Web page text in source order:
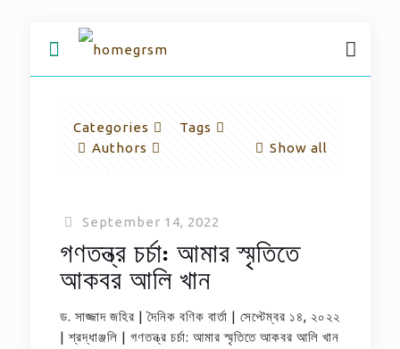
Categories
Tags
Authors
Show all
September 14, 2022
গণতন্ত্র চর্চা: আমার স্মৃতিতে
আকবর আলি খান
ড. সাজ্জাদ জহির | দৈনিক বণিক বার্তা | সেপ্টেম্বর ১৪, ২০২২
| শ্রদ্ধাঞ্জলি | গণতন্ত্র চর্চা: আমার স্মৃতিতে আকবর আলি খান